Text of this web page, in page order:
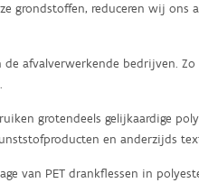
grondstoffen, reduceren wij ons
afvalverwerkende bedrijven. Zo
grotendeels gelijkaardige
en anderzijds
van PET drankflessen in